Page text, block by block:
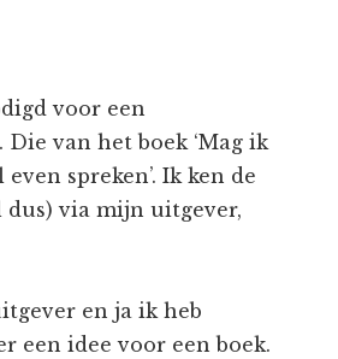
voor een
van het boek ‘Mag ik
spreken’. Ik ken de
via mijn uitgever,
en ja ik heb
een idee voor een boek.